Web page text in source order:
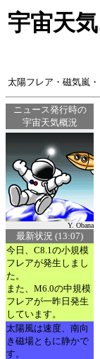
宇宙天
太陽フレア・磁気嵐
ニュース発行時の
宇宙天気概況
Y. Obana
最新状況 (13:07)
今日、C8.1の小規模
フレアが発生しまし
た。
また、M6.0の中規模
フレアが一昨日発生
しています。
太陽風は速度、南向
き磁場ともに静かで
す。